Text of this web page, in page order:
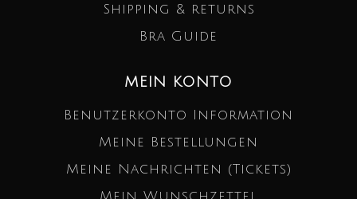
Shipping & returns
Bra Guide
MEIN KONTO
Benutzerkonto Information
Meine Bestellungen
Meine Nachrichten (Tickets)